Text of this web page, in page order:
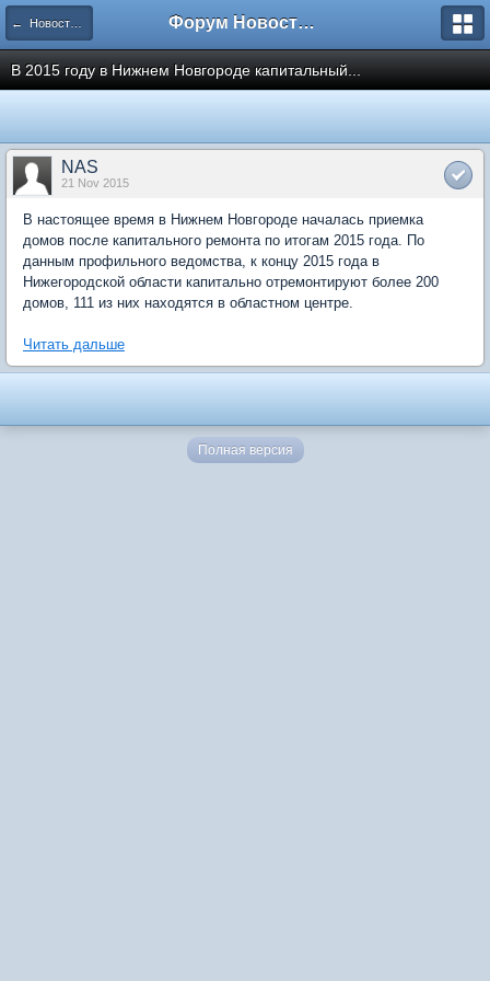
← Новости рынка недвижимости Форум Новостройки
В 2015 году в Нижнем Новгороде капитальный...
NAS
21 Nov 2015
В настоящее время в Нижнем Новгороде началась приемка
домов после капитального ремонта по итогам 2015 года. По
данным профильного ведомства, к концу 2015 года в
Нижегородской области капитально отремонтируют более 200
домов, 111 из них находятся в областном центре.
Читать дальше
Полная версия